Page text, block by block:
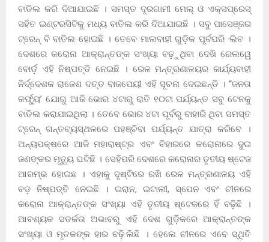
ବାତିଲ କରି ଦିଆଯାଇଛି । ସମସ୍ତ ଦୂରଗାମୀ ମେଲ୍ ଓ ଏକ୍ସପ୍ରେସ୍
ସହିତ ଇଣ୍ଟରସିଟିକୁ ମଧ୍ୟ ବାତିଲ କରି ଦିଆଯାଇଛି । ସବୁ ପାସେଞ୍ଜର
ଟ୍ରେନ୍ ବି ବାତିଲ ହୋଇଛି । ତେବେ ମାଲବାହୀ ଗୁଡ଼ିକ ପୂର୍ବପରି ·ଲିବ ।
ଦେଶରେ କରୋନା ଆକ୍ରାନ୍ତଙ୍କ ସଂଖ୍ୟା ବଢ଼ୁଥିବା ଦେଖି ରେଲୱେ
ବୋର୍ଡ଼ ଏହି ନିଷ୍ପତ୍ତି ନେଇଛି । ରେଳ ମନ୍ତ୍ରଣାଳୟର କାର୍ଯ୍ୟବାହୀ
ନିର୍ଦ୍ଦେଶକ ରାଜେଶ ଦତ୍ତ ବାଜପେୟୀ ଏହି ସୂଚନା ଦେଇଛନ୍ତି । “ଜନତା
କର୍ଫ୍ୟୁ’ ଯୋଗୁ ଆଜି ଭୋର ୪ଟାରୁ ରାତି ୧୦ଟା ପର୍ଯ୍ୟନ୍ତ ସବୁ ଟେନକୁ
ବାତିଲ କରାଯାଇଥିଲା । ତେବେ ଭୋର ୪ଟା ପୂର୍ବରୁ ବାହାରି ଥିବା ସମସ୍ତ
ଟ୍ରେନ୍ ଗନ୍ତବ୍ୟସ୍ଥଳରେ ପହଞ୍ଚିବା ପର୍ଯ୍ୟନ୍ତ ଯାତ୍ରା କରିବେ ।
ଅନ୍ୟପକ୍ଷରେ ଆଜି ମହାରାଷ୍ଟ୍ର ଏବଂ ବିହାରରେ କରୋନାରେ ଦୁଇ
ଜଣଙ୍କର ମୃତ୍ୟୁ ଘଟିଛି । ସେହିପରି ଦେଶରେ କରୋନାର ତୃତୀୟ ଷ୍ଟେଜ
ଆରମ୍ଭ ହୋଇଛ । ଏହାକୁ ଦୃଷ୍ଟିରେ ରଖି ରେଳ ମନ୍ତ୍ରଣାଳୟ ଏହି
ବଡ଼ ନିଷ୍ପତ୍ତି ନେଇଛି । ଇରାନ, ଇଟାଲୀ, ସ୍ପେନ ଏବଂ ଚୀନରେ
କରୋନା ଆକ୍ରାନ୍ତଙ୍କ ସଂଖ୍ୟା ଏହି ତୃତୀୟ ଷ୍ଟେଜରେ ହିଁ ବଢ଼ିଛି ।
ଆବଶ୍ୟକ ସତର୍କତା ଅଭାବରୁ ଏହି ଦେଶ ଗୁଡ଼ିକରେ ଆକ୍ରାନ୍ତଙ୍କ
ସଂଖ୍ୟା ଓ ମୃତକଙ୍କ ହାର ବଢ଼ି·ଲିଛି । ହେଲେ ଚୀନରେ ଏବେ ସ୍ଥିତି